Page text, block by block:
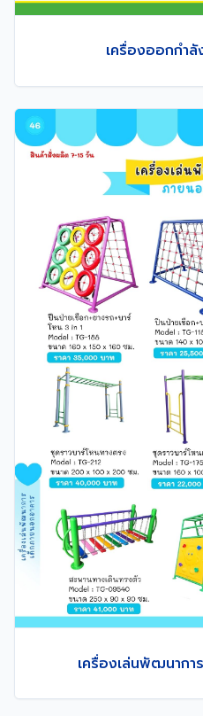
เครื่องออกกำ
เครื่องเล่นพัฒนากา